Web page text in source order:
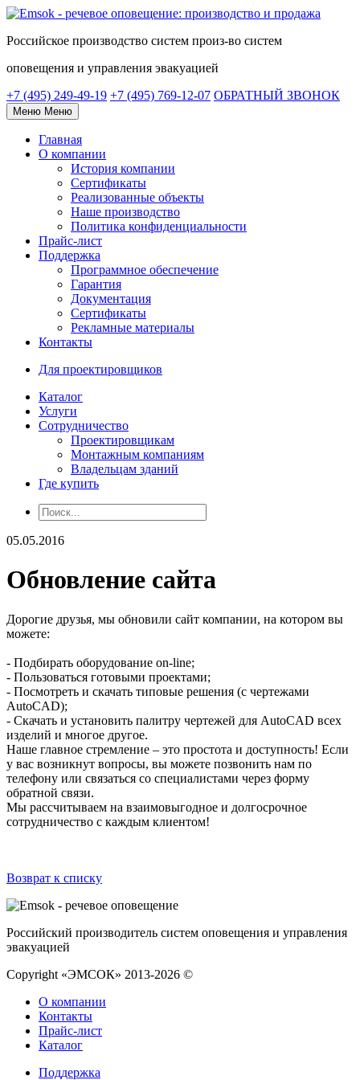
Российское производство систем произ-во систем
оповещения и управления эвакуацией
+7 (495) 249-49-19 +7 (495) 769-12-07 ОБРАТНЫЙ ЗВОНОК
Меню Меню
Главная
О компании
История компании
Сертификаты
Реализованные объекты
Наше производство
Политика конфиденциальности
Прайс-лист
Поддержка
Программное обеспечение
Гарантия
Документация
Сертификаты
Рекламные материалы
Контакты
Для проектировщиков
Каталог
Услуги
Сотрудничество
Проектировщикам
Монтажным компаниям
Владельцам зданий
Где купить
05.05.2016
Обновление сайта
Дорогие друзья, мы обновили сайт компании, на котором вы
можете:
- Подбирать оборудование on-line;
- Пользоваться готовыми проектами;
- Посмотреть и скачать типовые решения (с чертежами
AutoCAD);
- Скачать и установить палитру чертежей для AutoCAD всех
изделий и многое другое.
Наше главное стремление – это простота и доступность! Если
у вас возникнут вопросы, вы можете позвонить нам по
телефону или связаться со специалистами через форму
обратной связи.
Мы рассчитываем на взаимовыгодное и долгосрочное
сотрудничество с каждым клиентом!
Возврат к списку
Российский производитель систем оповещения и управления
эвакуацией
Copyright «ЭМСОК» 2013-2026 ©
О компании
Контакты
Прайс-лист
Каталог
Поддержка